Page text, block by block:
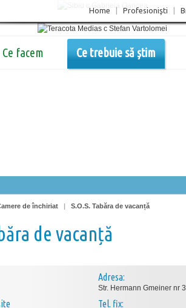
Home Profesionişti
Ce facem Ce trebuie să știm
de închiriat | S.O.S. Tabăra de vacanță
de vacanță
Adresa:
Str. Hermann Gmeiner nr
Tel. fix: